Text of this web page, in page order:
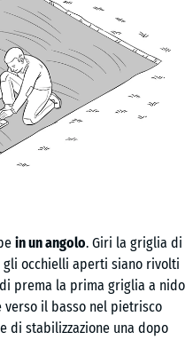
in un angolo. Giri la griglia di
gli occhielli aperti siano rivolti
prema la prima griglia a nido
verso il basso nel pietrisco
di stabilizzazione una dopo